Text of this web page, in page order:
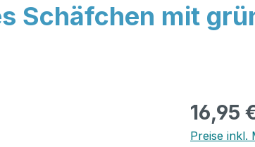
Schäfchen mit
16,95
Preise inkl.